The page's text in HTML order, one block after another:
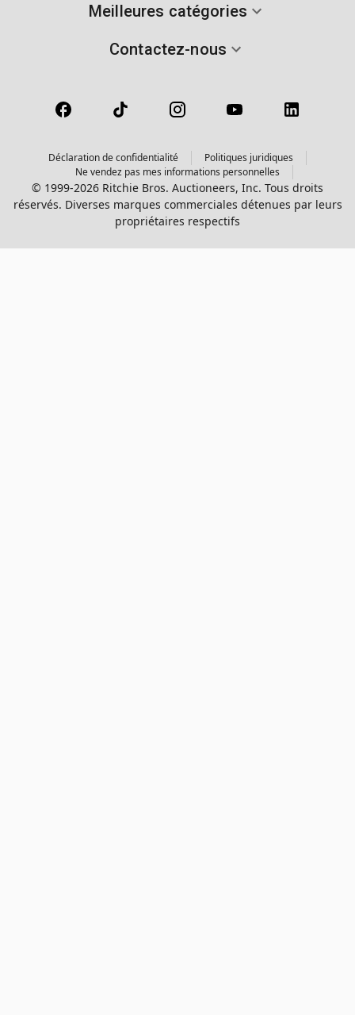
Meilleures catégories
Contactez-nous
Déclaration de confidentialité
Politiques juridiques
Ne vendez pas mes informations personnelles
© 1999-2026 Ritchie Bros. Auctioneers, Inc. Tous droits
réservés. Diverses marques commerciales détenues par leurs
propriétaires respectifs